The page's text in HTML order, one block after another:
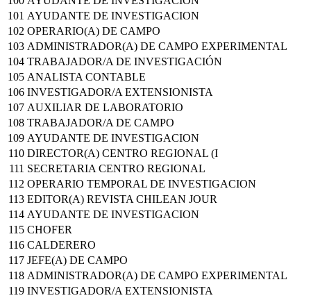
101 AYUDANTE DE INVESTIGACION
102 OPERARIO(A) DE CAMPO
103 ADMINISTRADOR(A) DE CAMPO EXPERIMENTAL
104 TRABAJADOR/A DE INVESTIGACIÓN
105 ANALISTA CONTABLE
106 INVESTIGADOR/A EXTENSIONISTA
107 AUXILIAR DE LABORATORIO
108 TRABAJADOR/A DE CAMPO
109 AYUDANTE DE INVESTIGACION
110 DIRECTOR(A) CENTRO REGIONAL (I
111 SECRETARIA CENTRO REGIONAL
112 OPERARIO TEMPORAL DE INVESTIGACION
113 EDITOR(A) REVISTA CHILEAN JOUR
114 AYUDANTE DE INVESTIGACION
115 CHOFER
116 CALDERERO
117 JEFE(A) DE CAMPO
118 ADMINISTRADOR(A) DE CAMPO EXPERIMENTAL
119 INVESTIGADOR/A EXTENSIONISTA